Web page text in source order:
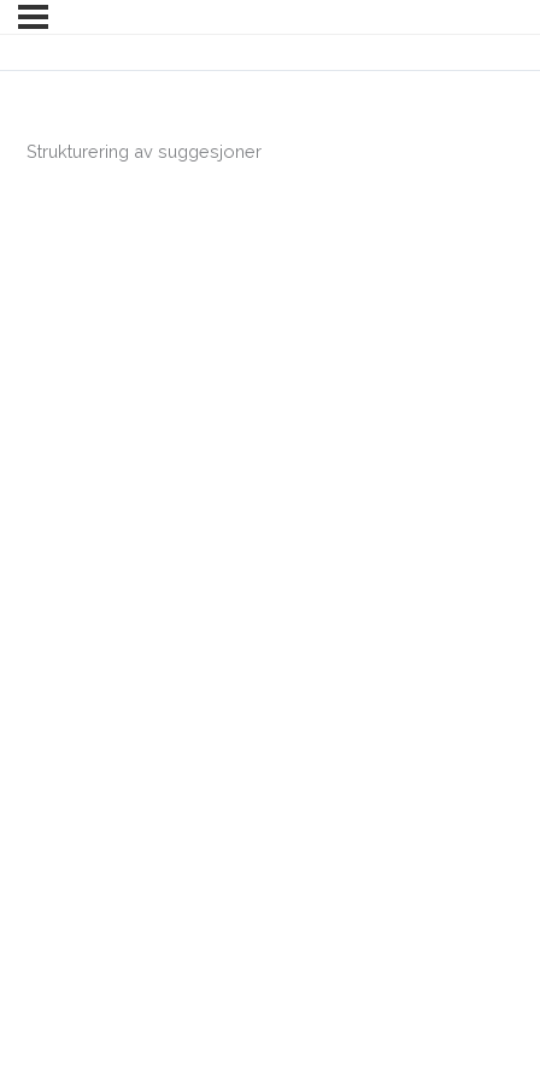
Strukturering av suggesjoner